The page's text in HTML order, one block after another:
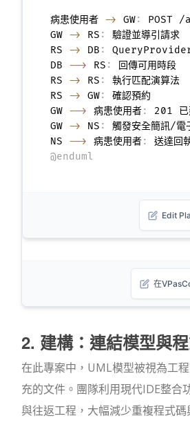
病患使用者 -> GW:
POST
GW -> RS :
驗證並導引請求
RS -> DB :
DB --> RS :
回傳可用時段
RS -> RS :
執行匹配演算法
RS -> GW:
確認預約
GW --> 病患使用者:
201 已
GW -> NS :
觸發安全簡訊/電
NS --> 病患使用者:
@enduml
Edit
在
2. 建構：連結模型與
在此專案中，UML模型被視為工
充的文件。團隊利用現代IDE整合
與往返工程，大幅減少重複程式碼